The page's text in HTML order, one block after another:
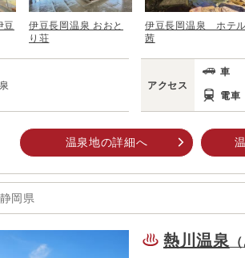
豆
伊豆長岡温泉 おおと
り荘
伊豆長岡温泉 ホテ
茜
アクセス
車
電車
温泉地の詳細へ
静岡県
熱川温泉 （